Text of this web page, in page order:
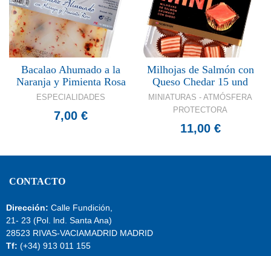
Bacalao Ahumado a la
Naranja y Pimienta Rosa
ESPECIALIDADES
7,00 €
Milhojas de Salmón con
Queso Chedar 15 und
MINIATURAS - ATMÓSFERA
PROTECTORA
11,00 €
CONTACTO
Dirección: Calle Fundición,
21- 23 (Pol. lnd. Santa Ana)
28523 RIVAS-VACIAMADRID MADRID
Tf: (+34) 913 011 155